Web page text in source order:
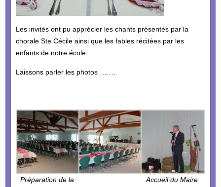
Les invités ont pu apprécier les chants présentés par la
chorale Ste Cécile ainsi que les fables récitées par les
enfants de notre école.
Laissons parler les photos …….
Préparation de la
Accueil du Maire